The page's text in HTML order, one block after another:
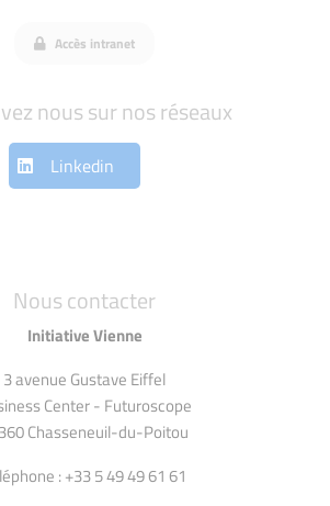
Nous contacter
Initiative Vienne
3 avenue Gustave Eiffel
Center - Futuroscope
Chasseneuil-du-Poitou
: +33 5 49 49 61 61
Accès intranet
nous sur nos réseaux
Linkedin